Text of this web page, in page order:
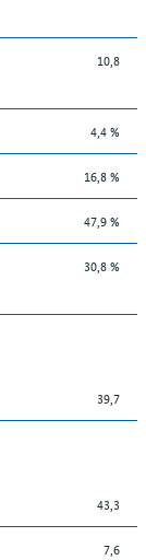
10,8
4,4 %
16,8 %
47,9 %
30,8 %
39,7
43,3
7,6